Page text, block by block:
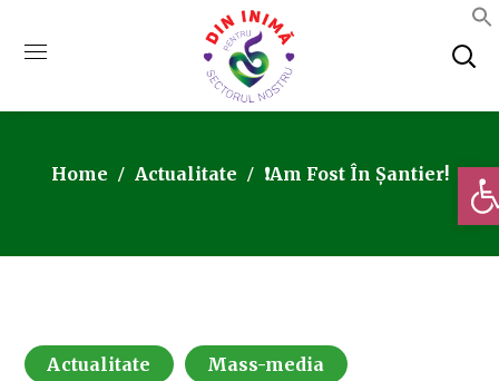
Home Actualitate ❗Am Fost În Șantier!
Actualitate Mass-media